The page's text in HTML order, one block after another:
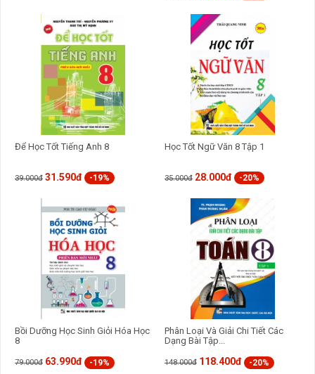
Phần đáp án
Để Học Tốt Tiếng Anh 8
39.000đ 31.590đ -19%
Học Tốt Ngữ Văn 8 Tập 1
35.000đ 28.000đ -20%
Bồi Dưỡng Học Sinh Giỏi Hóa Học
8
79.000đ 63.990đ -19%
Phân Loại Và Giải Chi Tiết Các
Dạng Bài Tập...
148.000đ 118.400đ -20%